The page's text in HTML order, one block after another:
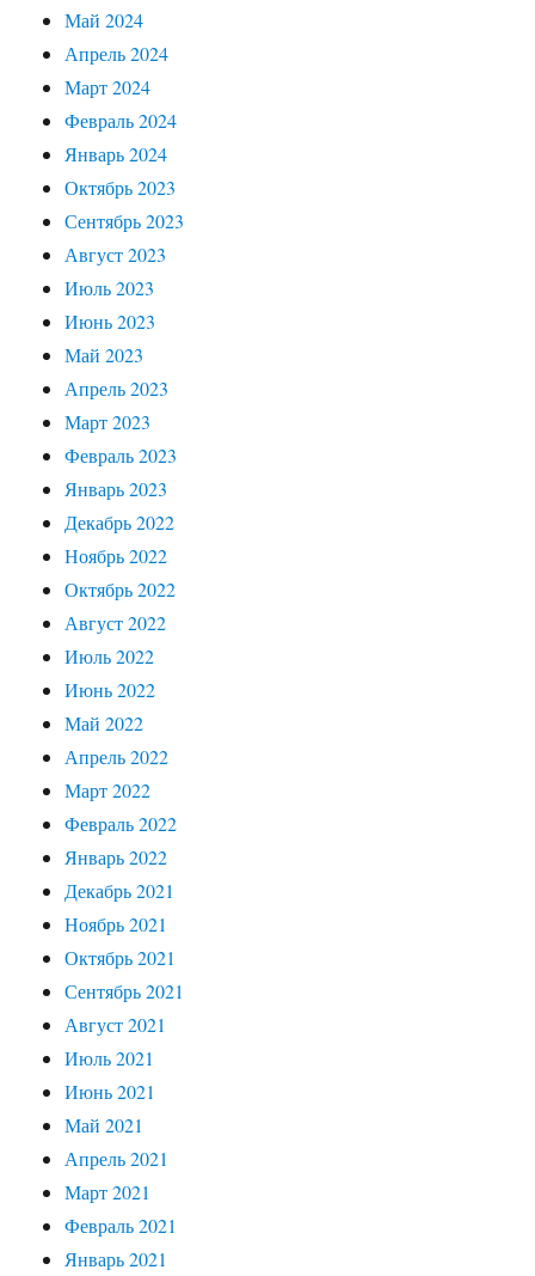
Май 2024
Апрель 2024
Март 2024
Февраль 2024
Январь 2024
Октябрь 2023
Сентябрь 2023
Август 2023
Июль 2023
Июнь 2023
Май 2023
Апрель 2023
Март 2023
Февраль 2023
Январь 2023
Декабрь 2022
Ноябрь 2022
Октябрь 2022
Август 2022
Июль 2022
Июнь 2022
Май 2022
Апрель 2022
Март 2022
Февраль 2022
Январь 2022
Декабрь 2021
Ноябрь 2021
Октябрь 2021
Сентябрь 2021
Август 2021
Июль 2021
Июнь 2021
Май 2021
Апрель 2021
Март 2021
Февраль 2021
Январь 2021